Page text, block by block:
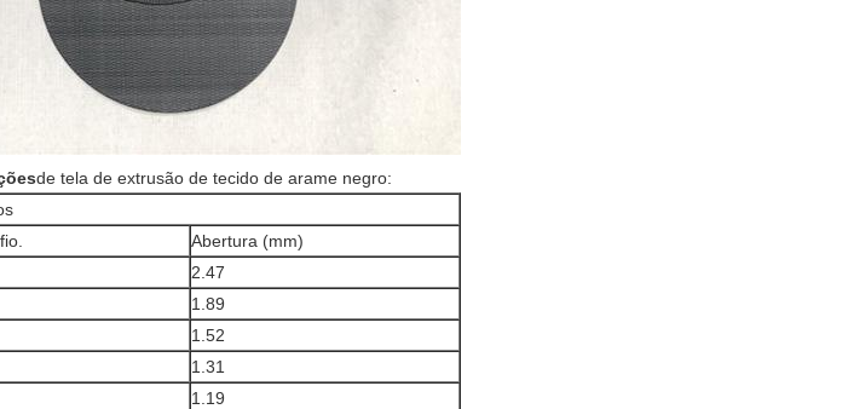
de tela de extrusão de tecido de arame negro:
Abertura (mm)
2.47
1.89
1.52
1.31
1.19